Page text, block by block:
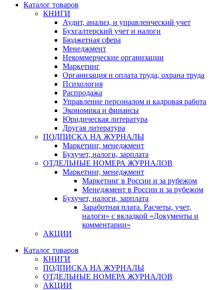
Каталог товаров
КНИГИ
Аудит, анализ, и управленческий учет
Бухгалтерский учет и налоги
Бюджетная сфера
Менеджмент
Некоммерческие организации
Маркетинг
Организация и оплата труда, охрана труда
Психология
Распродажа
Управление персоналом и кадровая работа
Экономика и финансы
Юридическая литература
Другая литература
ПОДПИСКА НА ЖУРНАЛЫ
Маркетинг, менеджмент
Бухучет, налоги, зарплата
ОТДЕЛЬНЫЕ НОМЕРА ЖУРНАЛОВ
Маркетинг, менеджмент
Маркетинг в России и за рубежом
Менеджмент в России и за рубежом
Бухучет, налоги, зарплата
Заработная плата. Расчеты, учет,
налоги» с вкладкой «Документы и
комментарии»
АКЦИИ
Каталог товаров
КНИГИ
ПОДПИСКА НА ЖУРНАЛЫ
ОТДЕЛЬНЫЕ НОМЕРА ЖУРНАЛОВ
АКЦИИ